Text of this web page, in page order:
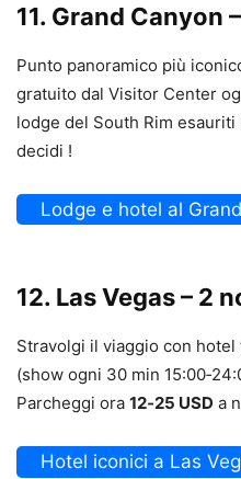
11. Grand Canyon
Punto panoramico più
gratuito dal Visitor Center
lodge del South Rim
decidi !
Lodge e hotel al
12. Las Vegas – 2
Stravolgi il viaggio con hotel
(show ogni 30 min
Parcheggi ora 12‑25 USD a
Hotel iconici a Las